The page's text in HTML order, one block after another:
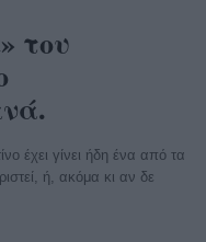
του
έχει γίνει ήδη ένα από τα
ή, ακόμα κι αν δε